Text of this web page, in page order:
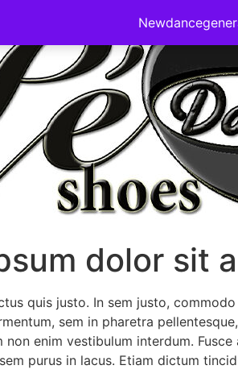
dolor sit
quis justo. In sem justo,
sem in pharetra
non enim vestibulum interdum.
purus in lacus. Etiam dictum